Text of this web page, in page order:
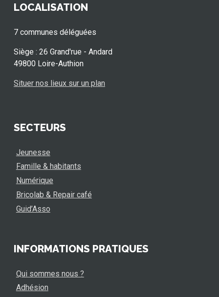
LOCALISATION
7 communes déléguées
Siège : 26 Grand'rue - Andard
49800 Loire-Authion
Situer nos lieux sur un plan
SECTEURS
Jeunesse
Famille & habitants
Numérique
Bricolab & Repair café
Guid’Asso
INFORMATIONS PRATIQUES
Qui sommes nous ?
Adhésion